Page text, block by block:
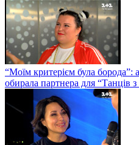
“Моїм критерієм була борода”:
обирала партнера для “Танців з